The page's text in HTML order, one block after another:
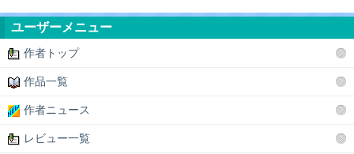
ユーザーメニュー
作者トップ
作品一覧
作者ニュース
レビュー一覧